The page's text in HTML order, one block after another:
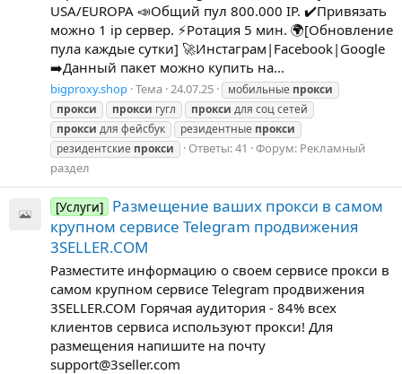
USA/EUROPA 📣Общий пул 800.000 IP. ✔️Привязать
можно 1 ip сервер. ⚡️Ротация 5 мин. 🌍[Обновление
пула каждые сутки] 🚀Инстаграм|Facebook|Google
➡️Данный пакет можно купить на...
bigproxy.shop Тема 24.07.25 мобильные прокси
прокси
прокси гугл прокси для соц сетей
прокси для фейсбук резидентные прокси
резидентские прокси Ответы: 41 Форум: Рекламный
раздел
[Услуги] Размещение ваших прокси в самом
крупном сервисе Telegram продвижения
3SELLER.COM
Разместите информацию о своем сервисе прокси в
самом крупном сервисе Telegram продвижения
3SELLER.COM Горячая аудитория - 84% всех
клиентов сервиса используют прокси! Для
размещения напишите на почту
support@3seller.com